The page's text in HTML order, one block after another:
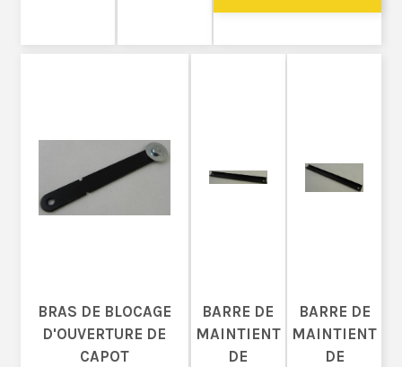
BRAS DE BLOCAGE
D'OUVERTURE DE
CAPOT
BARRE DE
MAINTIENT
DE
BARRE DE
MAINTIENT
DE